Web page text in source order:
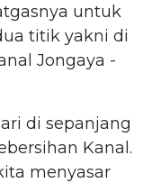
untuk
titik yakni di
Jongaya -
di sepanjang
Kanal.
menyasar